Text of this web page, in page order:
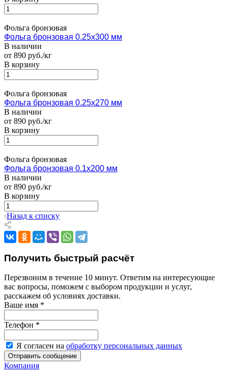
Фольга бронзовая
Фольга бронзовая 0.25х300 мм
В наличии
от 890 руб./кг
В корзину
Фольга бронзовая
Фольга бронзовая 0.25х270 мм
В наличии
от 890 руб./кг
В корзину
Фольга бронзовая
Фольга бронзовая 0.1х200 мм
В наличии
от 890 руб./кг
В корзину
Назад к списку
Получить быстрый расчёт
Перезвоним в течение 10 минут. Ответим на интересующие
вас вопросы, поможем с выбором продукции и услуг,
расскажем об условиях доставки.
Ваше имя *
Телефон *
Я согласен на обработку персональных данных
Компания